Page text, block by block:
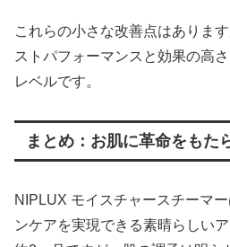
これらの小さな改善点はありま
ストパフォーマンスと効果の高
レベルです。
まとめ：お肌に革命をもた
NIPLUX モイスチャースチーマ
ンケアを実現できる素晴らしい